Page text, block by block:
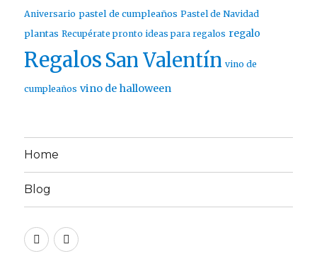
Aniversario pastel de cumpleaños Pastel de Navidad
plantas Recupérate pronto ideas para regalos regalo
Regalos San Valentín vino de
cumpleaños vino de halloween
Home
Blog
TwitterFacebook